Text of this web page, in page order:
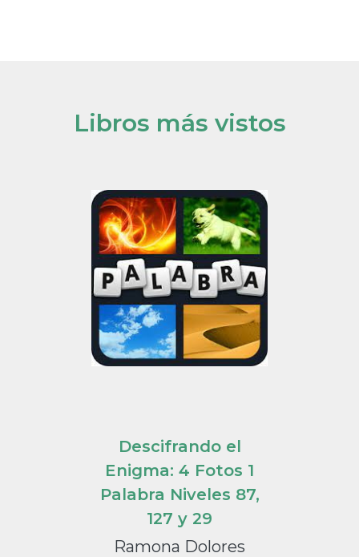
Libros más vistos
Descifrando el
Enigma: 4 Fotos 1
Palabra Niveles 87,
127 y 29
Ramona Dolores